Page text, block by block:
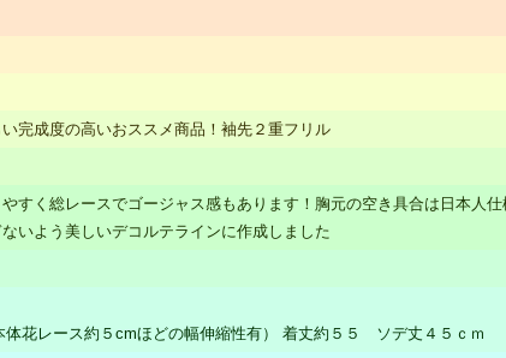
完成度の高いおススメ商品！袖先２重フリル
すく総レースでゴージャス感もあります！胸元の空き具合は日本人
いよう美しいデコルテラインに作成しました
レース約５cmほどの幅伸縮性有） 着丈約５５ ソデ丈４５ｃｍ （